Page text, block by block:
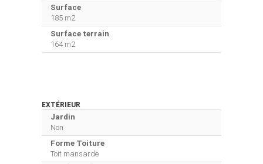
Surface
185 m2
Surface terrain
164 m2
EXTÉRIEUR
Jardin
Non
Forme Toiture
Toit mansarde